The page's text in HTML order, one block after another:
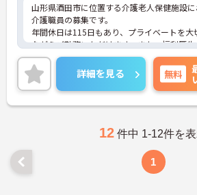
山形県酒田市に位置する介護老人保健施設に
介護職員の募集です。
年間休日は115日もあり、プライベートを大
ながらご勤務いただけます。また、福利厚
しています。働きやすい環境が整っており
てご勤務いただけます。
ご興味のある方には、面接対策ポイントな
に詳細をご案内しますのでお気軽にご相談
い！
詳細を見る 無料
12 件中 1-12件を
1